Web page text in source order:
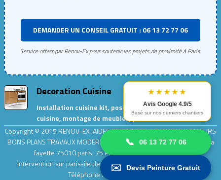
★★★★★
Avis Google 4.9/5
Basé sur nos derniers chantiers
📞 06 13 72 77 06
✉️ Devis Peinture Gratuit
DEMANDER UN CONSEIL GRATUIT : 06 13 72 77 06
Service offert par Renov-Ex pour soutenir les projets de proximité à Paris.
Decoration Cuisine
Installation cuisine kit, pose de meubles de
cuisine, montage de meubles, peinture cuisine…
Copyright © 2015 RENOV-EX :AIDES PRECIEUSES A DOMICILE.MEILLEURS
BONS PLANS TRAVAUX MODERNES ET ECOLOGIQUES| Adresse : rue la
fayette 75010 paris, 75 Paris .| EntrepriseRenov-ex
intervention sur paris-ile de france [ 75,77,78,91,92,93,94,95]
Téléphone : 0 9 54 64 64 55.